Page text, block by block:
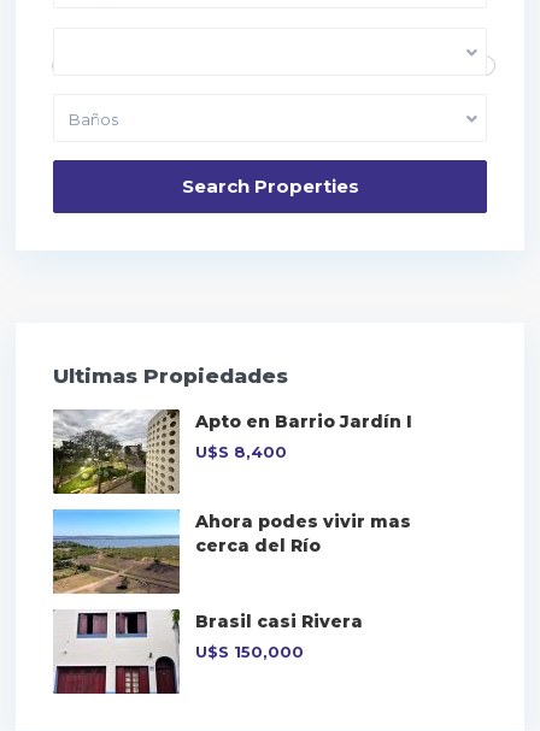
Baños
Ultimas Propiedades
Apto en Barrio Jardín I
U$S 8,400
Ahora podes vivir mas
cerca del Río
Brasil casi Rivera
U$S 150,000